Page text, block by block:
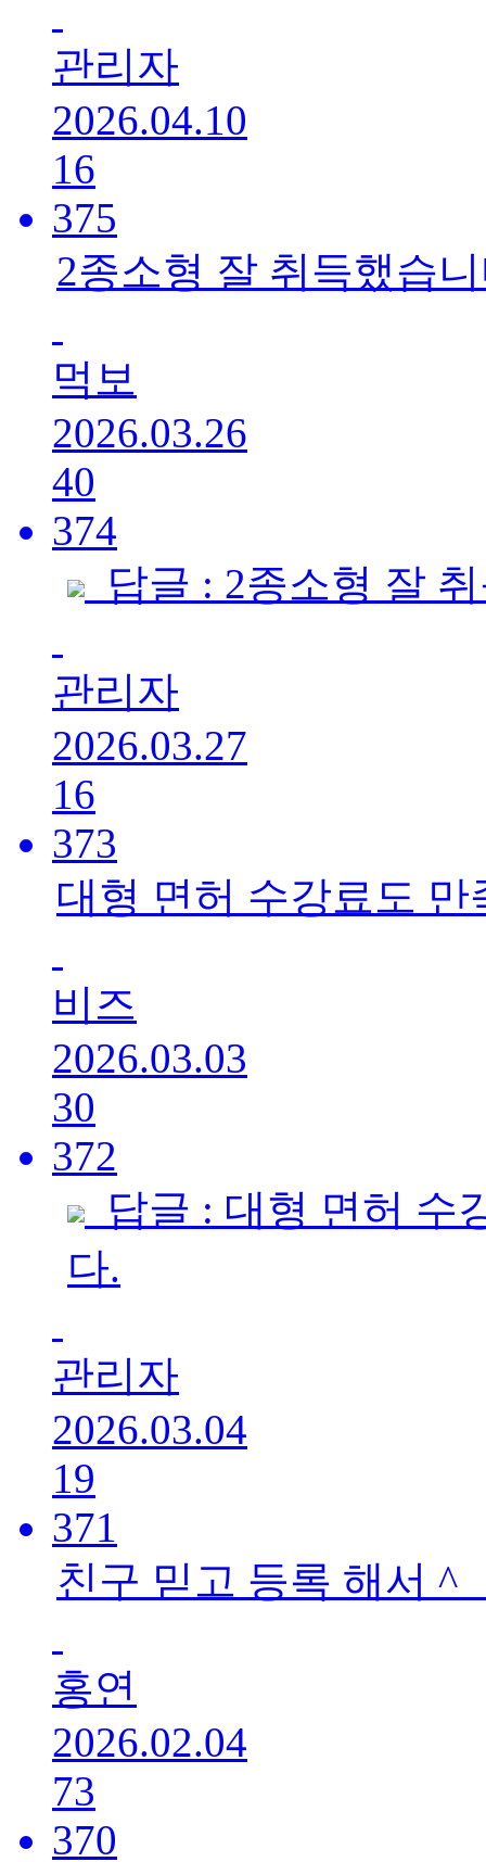
관리자
2026.04.10
16
375
2종소형 잘 취득했습
먹보
2026.03.26
40
374
답글 : 2종소형 잘
관리자
2026.03.27
16
373
대형 면허 수강료도
비즈
2026.03.03
30
372
답글 : 대형 면허 수
다.
관리자
2026.03.04
19
371
친구 믿고 등록 해서
홍연
2026.02.04
73
370